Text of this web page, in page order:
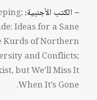
– الكتب الأجنبية:
Ideas for a Sane
Kurds of Northern
and Conflicts;
but We’ll Miss It
When It’s Gone.